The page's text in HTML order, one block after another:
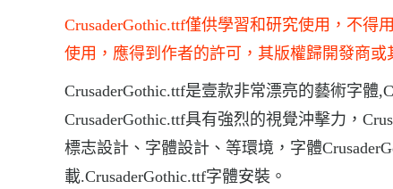
CrusaderGothic.ttf僅供學習和研究使用，不
使用，應得到作者的許可，其版權歸開發商或
CrusaderGothic.ttf是壹款非常漂亮的藝術字體
CrusaderGothic.ttf具有強烈的視覺沖擊力，
標志設計、字體設計、等環境，字體
載.CrusaderGothic.ttf字體安裝。